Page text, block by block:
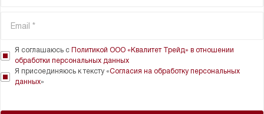
Я соглашаюсь с Политикой ООО «Квалитет Трейд» в отношении
обработки персональных данных
Я присоединяюсь к тексту «Согласия на обработку персональных
данных»